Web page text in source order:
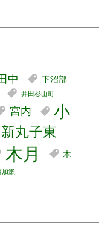
中 下沼部
井田杉山町
宮内
小
新丸子東
木月
木
加瀬